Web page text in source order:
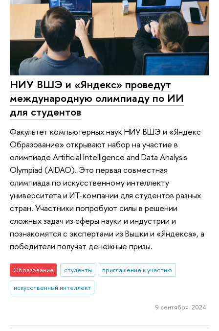
НИУ ВШЭ и «Яндекс» проведут
международную олимпиаду по ИИ
для студентов
Факультет компьютерных наук НИУ ВШЭ и «Яндекс
Образование» открывают набор на участие в
олимпиаде Artificial Intelligence and Data Analysis
Olympiad (AIDAO). Это первая совместная
олимпиада по искусственному интеллекту
университета и ИТ-компании для студентов разных
стран. Участники попробуют силы в решении
сложных задач из сферы науки и индустрии и
познакомятся с экспертами из Вышки и «Яндекса», а
победители получат денежные призы.
Образование студенты
приглашение к участию
искусственный интеллект
9 сентября 2024